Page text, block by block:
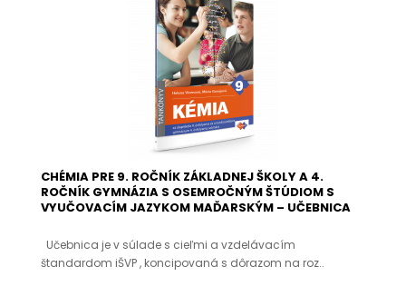
CHÉMIA PRE 9. ROČNÍK ZÁKLADNEJ ŠKOLY A 4.
ROČNÍK GYMNÁZIA S OSEMROČNÝM ŠTÚDIOM S
VYUČOVACÍM JAZYKOM MAĎARSKÝM – UČEBNICA
Učebnica je v súlade s cieľmi a vzdelávacím
štandardom iŠVP , koncipovaná s dôrazom na roz..